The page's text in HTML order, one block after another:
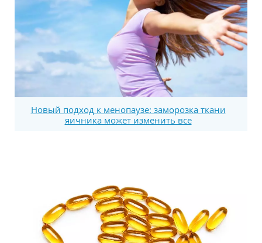
Новый подход к менопаузе: заморозка ткани
яичника может изменить все